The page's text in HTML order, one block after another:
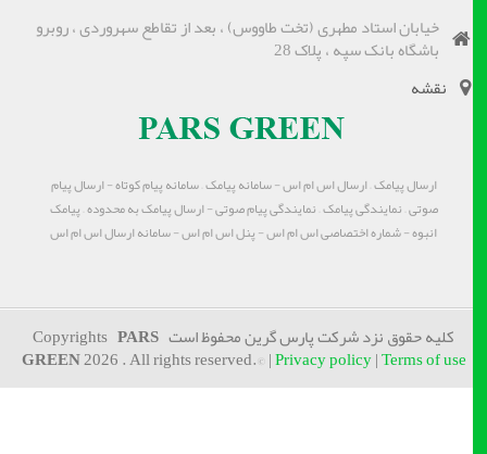
خیابان استاد مطهری (تخت طاووس) ، بعد از تقاطع سهروردی ، روبرو
باشگاه بانک سپه ، پلاک 28
نقشه
ارسال پیامک – ارسال اس ام اس - سامانه پیامک – سامانه پیام کوتاه - ارسال پیام
صوتی – نمایندگی پیامک – نمایندگی پیام صوتی - ارسال پیامک به محدوده – پیامک
انبوه - شماره اختصاصی اس ام اس - پنل اس ام اس - سامانه ارسال اس ام اس
کلیه حقوق نزد شرکت پارس گرین محفوظ است CopyrightsPARS
GREEN2026 . All rights reserved.© |Privacy policy|Terms of use